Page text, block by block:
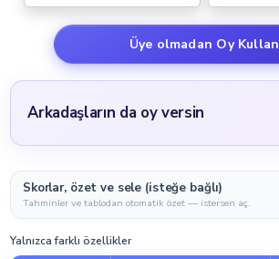
Üye olmadan Oy Kullan
Arkadaşların da oy versin
Skorlar, özet ve sele (isteğe bağlı)
Tahminler ve tablodan otomatik özet — istersen aç.
Yalnızca farklı özellikler